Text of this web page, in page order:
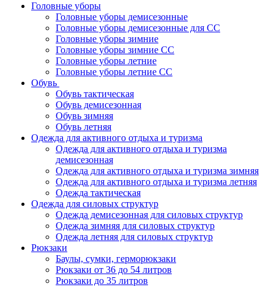
Головные уборы
Головные уборы демисезонные
Головные уборы демисезонные для СС
Головные уборы зимние
Головные уборы зимние СС
Головные уборы летние
Головные уборы летние СС
Обувь
Обувь тактическая
Обувь демисезонная
Обувь зимняя
Обувь летняя
Одежда для активного отдыха и туризма
Одежда для активного отдыха и туризма
демисезонная
Одежда для активного отдыха и туризма зимняя
Одежда для активного отдыха и туризма летняя
Одежда тактическая
Одежда для силовых структур
Одежда демисезонная для силовых структур
Одежда зимняя для силовых структур
Одежда летняя для силовых структур
Рюкзаки
Баулы, сумки, герморюкзаки
Рюкзаки от 36 до 54 литров
Рюкзаки до 35 литров